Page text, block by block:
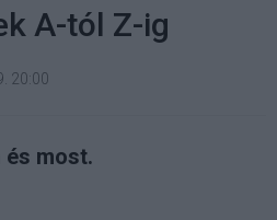
A-tól Z-ig
20:00
és most.